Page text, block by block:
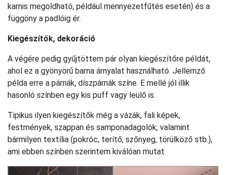
karnis megoldható, például mennyezetfűtés esetén) és a
függöny a padlóig ér.
Kiegészítők, dekoráció
A végére pedig gyűjtöttem pár olyan kiegészítőre példát,
ahol ez a gyönyörű barna árnyalat használható. Jellemző
példa erre a párnák, díszpárnák színe. E mellé jól illik
hasonló színben egy kis puff vagy leülő is.
Tipikus ilyen kiegészítők még a vázák, fali képek,
festmények, szappan és samponadagolók, valamint
bármilyen textília (pokróc, terítő, szőnyeg, törülköző stb.),
ami ebben színben szerintem kiválóan mutat.